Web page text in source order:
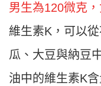
男生為120微克
維生素K，可以
瓜、大豆與納豆
油中的維生素K